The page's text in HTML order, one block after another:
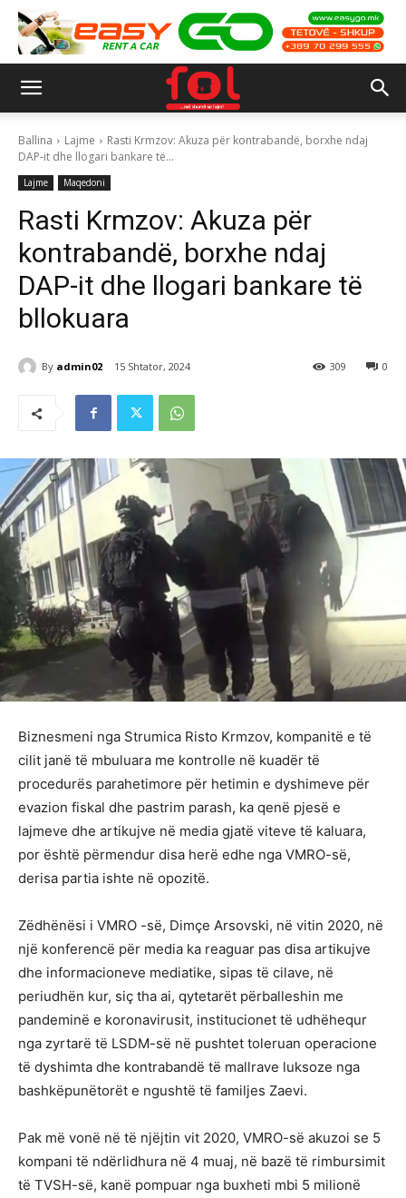
Ballina Lajme
Rasti Krmzov: Akuza për kontrabandë, borxhe ndaj
DAP-it dhe llogari bankare të...
Lajme Maqedoni
Rasti Krmzov: Akuza për
kontrabandë, borxhe ndaj
DAP-it dhe llogari bankare të
bllokuara
By admin02 15 Shtator, 2024 0
309
Biznesmeni nga Strumica Risto Krmzov, kompanitë e të
cilit janë të mbuluara me kontrolle në kuadër të
procedurës parahetimore për hetimin e dyshimeve për
evazion fiskal dhe pastrim parash, ka qenë pjesë e
lajmeve dhe artikujve në media gjatë viteve të kaluara,
por është përmendur disa herë edhe nga VMRO-së,
derisa partia ishte në opozitë.
Zëdhënësi i VMRO -së, Dimçe Arsovski, në vitin 2020, në
një konferencë për media ka reaguar pas disa artikujve
dhe informacioneve mediatike, sipas të cilave, në
periudhën kur, siç tha ai, qytetarët përballeshin me
pandeminë e koronavirusit, institucionet të udhëhequr
nga zyrtarë të LSDM-së në pushtet toleruan operacione
të dyshimta dhe kontrabandë të mallrave luksoze nga
bashkëpunëtorët e ngushtë të familjes Zaevi.
Pak më vonë në të njëjtin vit 2020, VMRO-së akuzoi se 5
kompani të ndërlidhura në 4 muaj, në bazë të rimbursimit
të TVSH-së, kanë pompuar nga buxheti mbi 5 milionë